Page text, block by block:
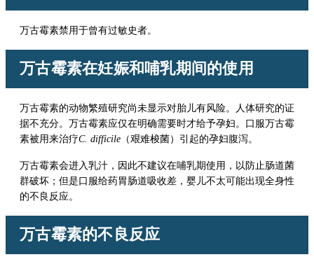
万古霉素禁用于曾有过敏史者。
万古霉素在妊娠和哺乳期间的使用
万古霉素的动物繁殖研究尚未显示对胎儿有风险。人体研究的证
据不充分。 万古霉素应仅在明确需要时才给予孕妇。口服万古霉
素被用来治疗C. difficile （艰难梭菌）引起的孕妇腹泻。
万古霉素会进入乳汁，因此不建议在哺乳期使用，以防止肠道菌
群破坏；但是口服给药胃肠道吸收差，婴儿不太可能出现全身性
的不良反应。
万古霉素的不良反应